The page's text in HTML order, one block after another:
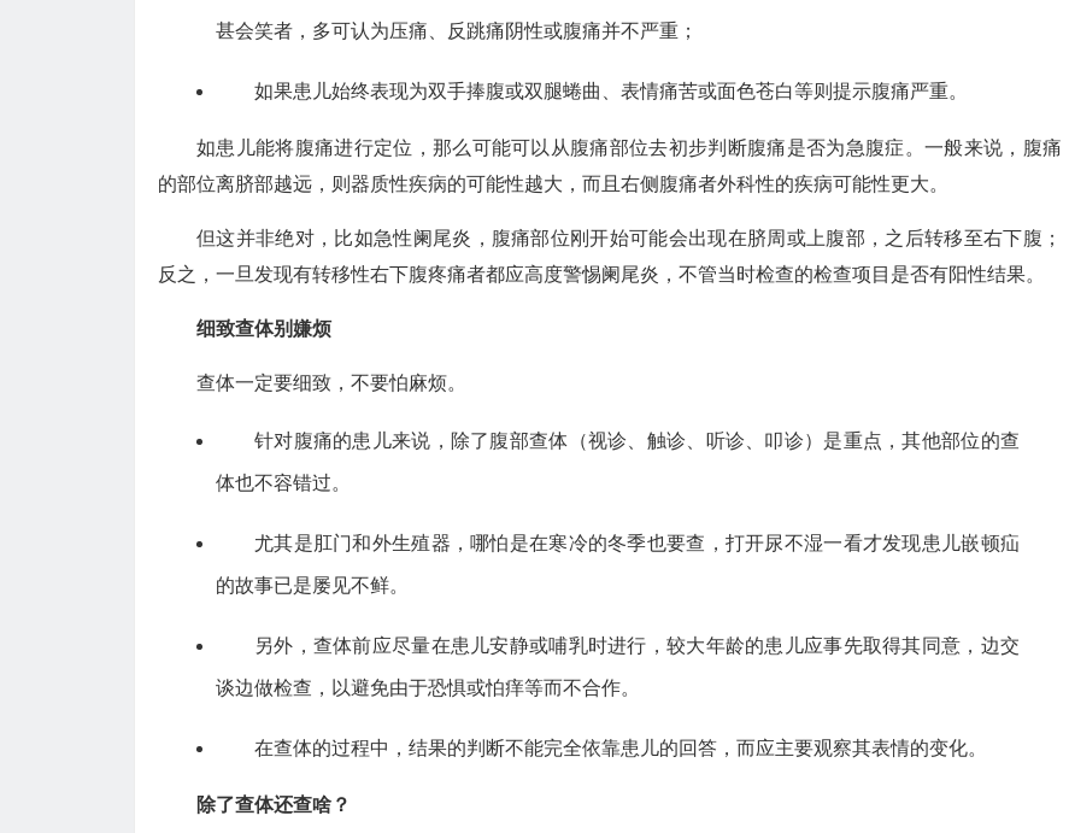
甚会笑者，多可认为压痛、反跳痛阴性或腹痛并不严重；
如果患儿始终表现为双手捧腹或双腿蜷曲、表情痛苦或面色苍白等则提示腹痛严重。
如患儿能将腹痛进行定位，那么可能可以从腹痛部位去初步判断腹痛是否为急腹症。一般来说，腹痛
的部位离脐部越远，则器质性疾病的可能性越大，而且右侧腹痛者外科性的疾病可能性更大。
但这并非绝对，比如急性阑尾炎，腹痛部位刚开始可能会出现在脐周或上腹部，之后转移至右下腹；
反之，一旦发现有转移性右下腹疼痛者都应高度警惕阑尾炎，不管当时检查的检查项目是否有阳性结果。
细致查体别嫌烦
查体一定要细致，不要怕麻烦。
针对腹痛的患儿来说，除了腹部查体（视诊、触诊、听诊、叩诊）是重点，其他部位的查
体也不容错过。
尤其是肛门和外生殖器，哪怕是在寒冷的冬季也要查，打开尿不湿一看才发现患儿嵌顿疝
的故事已是屡见不鲜。
另外，查体前应尽量在患儿安静或哺乳时进行，较大年龄的患儿应事先取得其同意，边交
谈边做检查，以避免由于恐惧或怕痒等而不合作。
在查体的过程中，结果的判断不能完全依靠患儿的回答，而应主要观察其表情的变化。
除了查体还查啥？